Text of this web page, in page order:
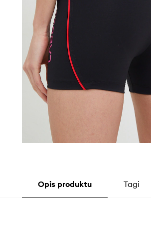
Opis produktu Tagi